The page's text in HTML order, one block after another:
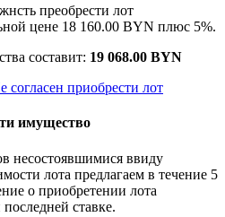
преобрести лот
цене 18 160.00 BYN плюс 5%.
составит: 19 068.00 BYN
согласен приобрести лот
имущество
несостоявшимися ввиду
лота предлагаем в течение 5
о приобретении лота
ставке.